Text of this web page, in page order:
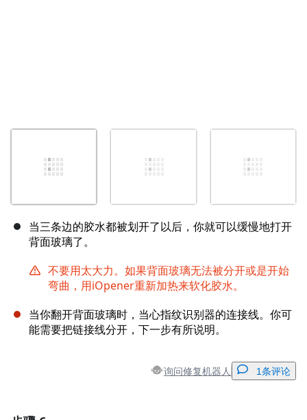
当三条边的胶水都被划开了以后，你就可以缓慢地打开
背面玻璃了。
不要用太大力。如果背面玻璃无法被分开或是开始
弯曲，用iOpener重新加热来软化胶水。
当你翻开背面玻璃时，当心指纹识别器的连接线。你可
能需要把链接线分开，下一步有所说明。
询问修复机器人 1条评论